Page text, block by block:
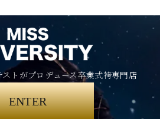
トがプロデュース卒業式袴専門店
ENTER